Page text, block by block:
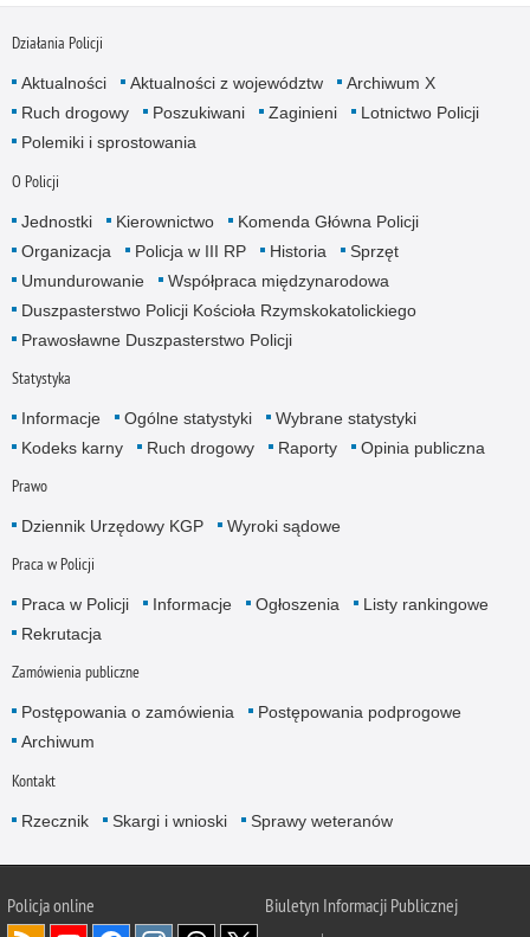
Działania Policji
Aktualności Aktualności z województw
Archiwum X
Ruch drogowy
Poszukiwani Zaginieni
Lotnictwo Policji
Polemiki i sprostowania
O Policji
Jednostki Kierownictwo
Komenda Główna Policji
Organizacja
Policja w III RP Historia
Sprzęt
Umundurowanie
Współpraca międzynarodowa
Duszpasterstwo Policji Kościoła Rzymskokatolickiego
Prawosławne Duszpasterstwo Policji
Statystyka
Informacje Ogólne statystyki
Wybrane statystyki
Kodeks karny
Ruch drogowy Raporty Opinia publiczna
Prawo
Dziennik Urzędowy KGP Wyroki sądowe
Praca w Policji
Praca w Policji Informacje Ogłoszenia
Listy rankingowe
Rekrutacja
Zamówienia publiczne
Postępowania o zamówienia
Postępowania podprogowe
Archiwum
Kontakt
Rzecznik Skargi i wnioski Sprawy weteranów
Policjaonline
Biuletyn Informacji Publicznej